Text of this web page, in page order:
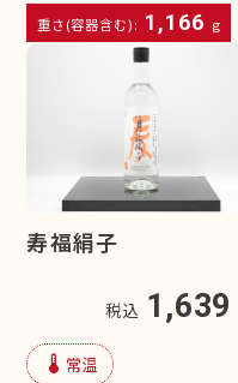
重さ(容器含む): 1,166 g
寿福絹子
税込 1,639
device_thermostat 常温